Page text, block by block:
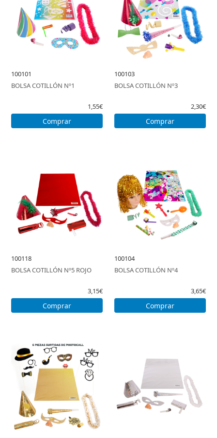
100101
BOLSA COTILLÓN Nº1
1,55€
Comprar
100103
BOLSA COTILLÓN Nº3
2,30€
Comprar
100118
BOLSA COTILLÓN Nº5 ROJO
3,15€
Comprar
100104
BOLSA COTILLÓN Nº4
3,65€
Comprar